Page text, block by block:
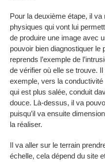
Pour la deuxième étape, il
physiques qui vont lui
de produire une image avec
pouvoir bien diagnostiquer le
reprends l’exemple de
de vérifier où elle se trouve.
exemple, vers la conductivité
qui est plus salée, conduit
douce. Là-dessus, il va
puisqu’il va ensuite
la réaliser.
Il va aller sur le terrain
échelle, cela dépend du site